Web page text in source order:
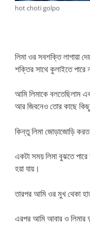
hot choti golpo
লিমা ওর সবশক্তি লাগায়া
শক্তির সাথে কুলাইতে পারে
আমি লিমাকে বলতেছিলাম
আর জিবনেও তোর কাছে
কিন্তু লিমা জোড়াজোড়ি করত
একটা সময় লিমা বুঝতে
হয়া যায়।
তারপর আমি ওর মুখ থেকা
এরপর আমি আবার ও লিমার